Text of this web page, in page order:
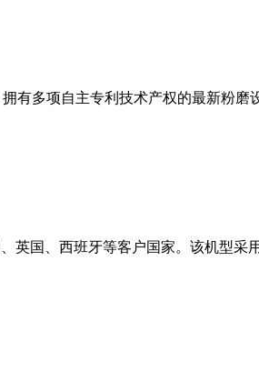
有多项自主专利技术产权的最新粉
英国、西班牙等客户国家。该机型